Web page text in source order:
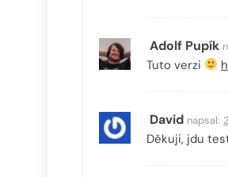
Adolf Pupík
Tuto verzi
David napsal:
Děkuji, jdu